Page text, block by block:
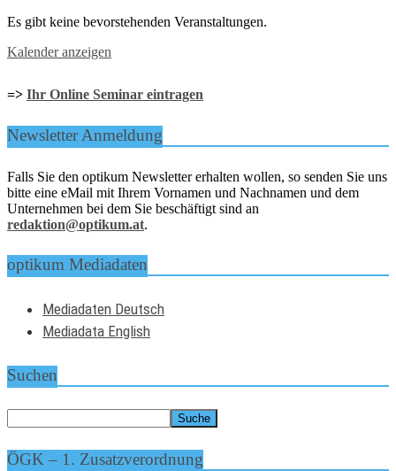
Es gibt keine bevorstehenden Veranstaltungen.
Kalender anzeigen
=> Ihr Online Seminar eintragen
Newsletter Anmeldung
Falls Sie den optikum Newsletter erhalten wollen, so senden Sie uns
bitte eine eMail mit Ihrem Vornamen und Nachnamen und dem
Unternehmen bei dem Sie beschäftigt sind an
redaktion@optikum.at.
optikum Mediadaten
Mediadaten Deutsch
Mediadata English
Suchen
ÖGK – 1. Zusatzverordnung